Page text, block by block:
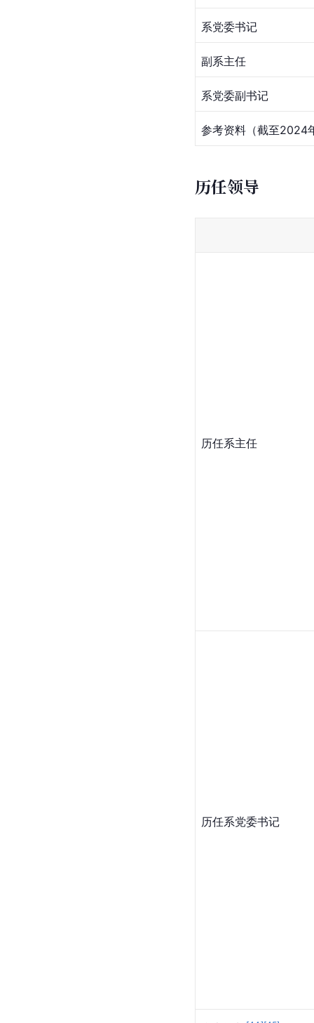
系党委书记
副系主任
系党委副书记
参考资料（截至2024
历任领导
历任系主任
历任系党委书记